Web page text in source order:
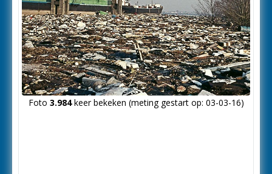
Foto 3.984keer bekeken (meting gestart op: 03-03-16)